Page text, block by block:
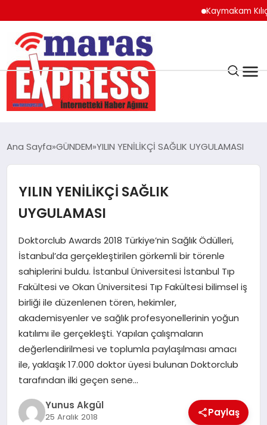
Kaymakam Kılıç’tan
K.MARAŞ
AFŞİN
BİZE ULAŞIN
GÖKSUN
TÜRKOĞLU
PAZARCIK
KÜNYE
Ana Sayfa GÜNDEM YILIN YENİLİKÇİ SAĞLIK UYGULAMASI
YILIN YENİLİKÇİ SAĞLIK
UYGULAMASI
Doktorclub Awards 2018 Türkiye’nin Sağlık Ödülleri,
İstanbul’da gerçekleştirilen görkemli bir törenle
sahiplerini buldu. İstanbul Üniversitesi İstanbul Tıp
Fakültesi ve Okan Üniversitesi Tıp Fakültesi bilimsel iş
birliği ile düzenlenen tören, hekimler,
akademisyenler ve sağlık profesyonellerinin yoğun
katılımı ile gerçekleşti. Yapılan çalışmaların
değerlendirilmesi ve toplumla paylaşılması amacı
ile, yaklaşık 17.000 doktor üyesi bulunan Doktorclub
tarafından ilki geçen sene…
Yunus Akgül
25 Aralık 2018 Paylaş